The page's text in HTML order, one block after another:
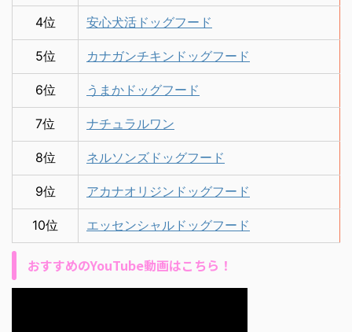
4位 安心犬活ドッグフード
5位 カナガンチキンドッグフード
6位 うまかドッグフード
7位 ナチュラルワン
8位 ネルソンズドッグフード
9位 アカナオリジンドッグフード
10位 エッセンシャルドッグフード
おすすめのYouTube動画はこちら！